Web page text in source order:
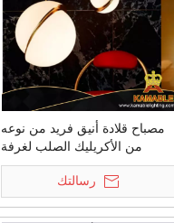
مصباح قلادة أنيق فريد من نوعه
من الأكريليك الصلب لغرفة
المعيشة الذهبية (KA7210)
رسالتك